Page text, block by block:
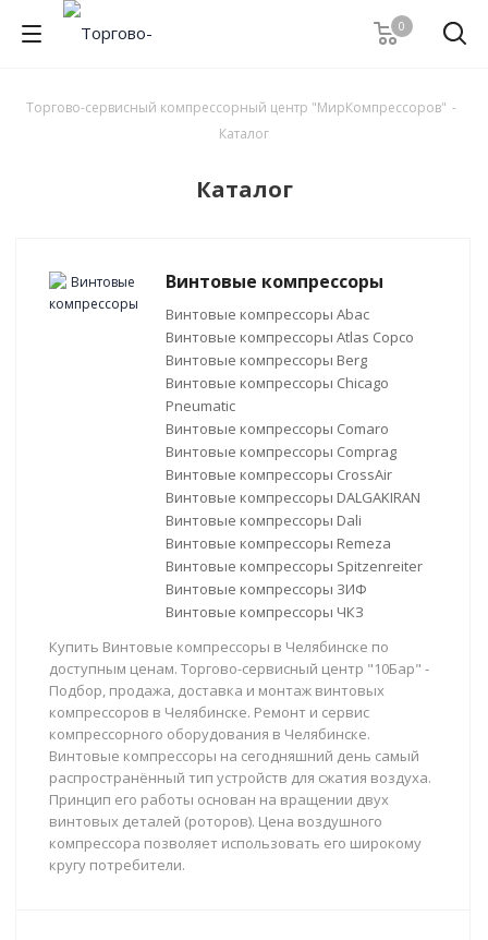
0
Торгово-сервисный компрессорный центр "МирКомпрессоров" -
Каталог
Каталог
Винтовые компрессоры
Винтовые компрессоры Abac
Винтовые компрессоры Atlas Copco
Винтовые компрессоры Berg
Винтовые компрессоры Chicago
Pneumatic
Винтовые компрессоры Comaro
Винтовые компрессоры Comprag
Винтовые компрессоры CrossAir
Винтовые компрессоры DALGAKIRAN
Винтовые компрессоры Dali
Винтовые компрессоры Remeza
Винтовые компрессоры Spitzenreiter
Винтовые компрессоры ЗИФ
Винтовые компрессоры ЧКЗ
Купить Винтовые компрессоры в Челябинске по
доступным ценам. Торгово-сервисный центр "10Бар" -
Подбор, продажа, доставка и монтаж винтовых
компрессоров в Челябинске. Ремонт и сервис
компрессорного оборудования в Челябинске.
Винтовые компрессоры на сегодняшний день самый
распространённый тип устройств для сжатия воздуха.
Принцип его работы основан на вращении двух
винтовых деталей (роторов). Цена воздушного
компрессора позволяет использовать его широкому
кругу потребители.